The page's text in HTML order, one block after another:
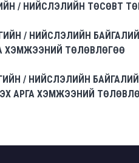
/ НИЙСЛЭЛИЙН ТӨСӨВТ
/ НИЙСЛЭЛИЙН
ХЭМЖЭЭНИЙ ТӨЛӨВЛӨГӨӨ
/ НИЙСЛЭЛИЙН
АРГА ХЭМЖЭЭНИЙ